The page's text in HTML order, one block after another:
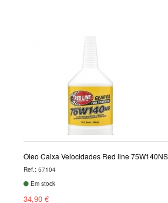
Óleo Caixa Velocidades Red line
Ref.: 57104
Em stock
34,90 €